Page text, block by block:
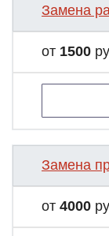
Замена
от 1500
Замена
от 4000